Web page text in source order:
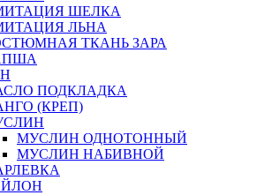
ШЕЛКА
ЛЬНА
ТКАНЬ ЗАРА
ПОДКЛАДКА
(КРЕП)
МУСЛИН ОДНОТОННЫЙ
МУСЛИН НАБИВНОЙ